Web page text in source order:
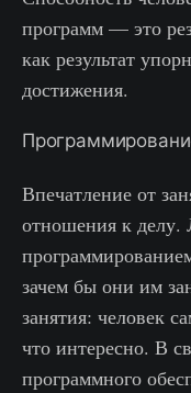
программ — это
как результат
достижения.
Впечатление от
отношения к
зачем бы они им
занятия: человек
что интересно. В
программного